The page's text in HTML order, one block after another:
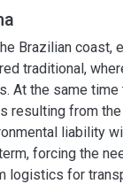
Brazilian coast,
traditional,
At the same
resulting from
liability
forcing the
logistics for